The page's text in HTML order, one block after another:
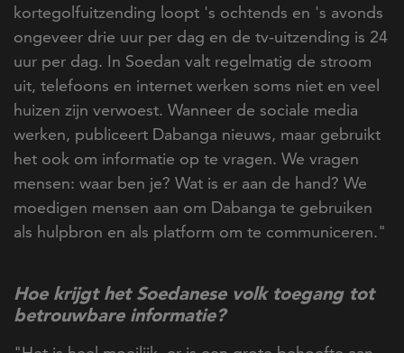
kortegolfuitzending loopt 's ochtends en 's avonds
ongeveer drie uur per dag en de tv-uitzending is 24
uur per dag. In Soedan valt regelmatig de stroom
uit, telefoons en internet werken soms niet en veel
huizen zijn verwoest. Wanneer de sociale media
werken, publiceert Dabanga nieuws, maar gebruikt
het ook om informatie op te vragen. We vragen
mensen: waar ben je? Wat is er aan de hand? We
moedigen mensen aan om Dabanga te gebruiken
als hulpbron en als platform om te communiceren."
Hoe krijgt het Soedanese volk toegang tot
betrouwbare informatie?